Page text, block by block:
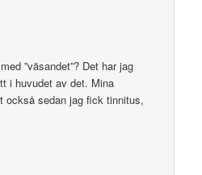
”väsandet”? Det har jag
i huvudet av det. Mina
också sedan jag fick tinnitus,